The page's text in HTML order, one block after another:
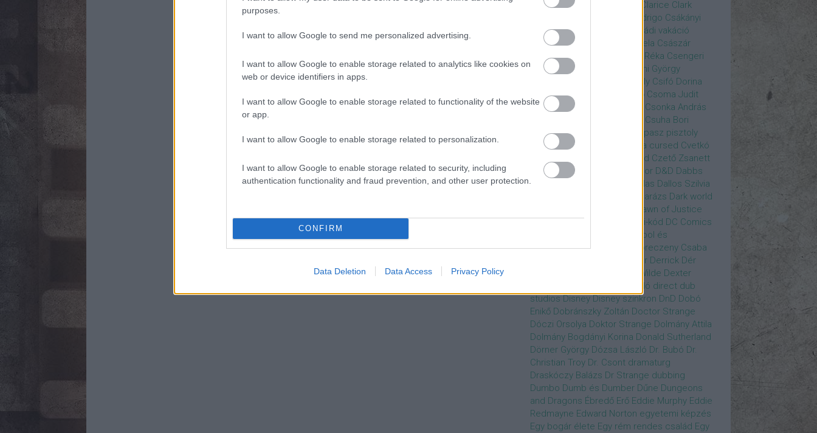
purposes.
I want to allow Google to send me personalized advertising.
I want to allow Google to enable storage related to analytics like cookies on
web or device identifiers in apps.
I want to allow Google to enable storage related to functionality of the website
or app.
I want to allow Google to enable storage related to personalization.
I want to allow Google to enable storage related to security, including
authentication functionality and fraud prevention, and other user protection.
CONFIRM
Data Deletion Data Access Privacy Policy
Chris Hemsworth
Clarice Clark
Crespo Rodrigo Csákányi
Eszter Csákányi László
Családi vakáció
Csankó Zoltán
Császár Angela Császár
Róbert Cseke Péter Csellár Réka Csengeri
Attila
Csere Ágnes
Cserhalmi György
Csiby Gergely Csifó Dorina
Csillagok Háborúja
Csodanő Csoma Judit
Csomós Mari
Csonka András
Csuha Bori
Csuha Lajos
Csupasz pisztoly
Csurka László
Csűrös Karola cursed Cvetkó
Czető Roland Czető Zsanett
Czigány Judit
Czvetkó Sándor D&D Dabbs
Greer
Dallas Dallos Szilvia
Darázs Dark world
Dawn of Justice
Days of Future Past
Da Vinci-kód DC Comics
Deadpool és
Rozsomák Dead To Me
Debreczeny Csaba
Denevérember Derrick Dér
Devora Wilde Dexter
díjátadó direct dub
studios Disney Disney szinkron DnD Dobó
Enikő Dobránszky Zoltán Doctor Strange
Dóczi Orsolya Doktor Strange Dolmány Attila
Dolmány Bogdányi Korina Donald Sutherland
Dörner György Dózsa László Dr. Bubó Dr.
Christian Troy Dr. Csont dramaturg
Draskóczy Balázs Dr Strange dubbing
Dumbo Dumb és Dumber Dűne Dungeons
and Dragons Ébredő Erő Eddie Murphy Eddie
Redmayne Edward Norton egyetemi képzés
Egy bogár élete Egy rém rendes család Egy